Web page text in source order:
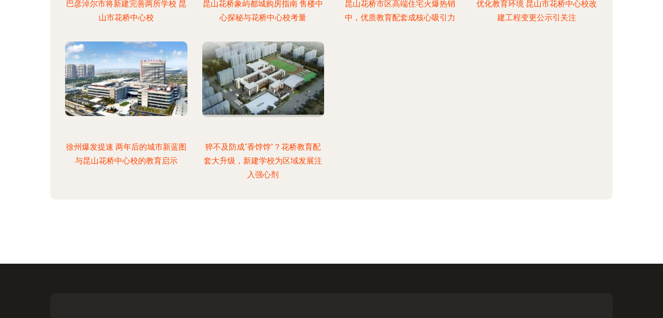
巴彦淖尔市将新建完善两所学校 昆
山市花桥中心校
昆山花桥象屿都城购房指南 售楼中
心探秘与花桥中心校考量
昆山花桥市区高端住宅火爆热销
中，优质教育配套成核心吸引力
优化教育环境 昆山市花桥中心校改
建工程变更公示引关注
徐州爆发提速 两年后的城市新蓝图
与昆山花桥中心校的教育启示
猝不及防成“香饽饽”？花桥教育配
套大升级，新建学校为区域发展注
入强心剂